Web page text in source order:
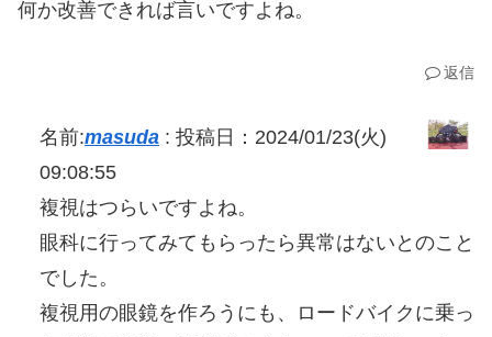
何か改善できれば言いですよね。
返信
名前:masuda : 投稿日：2024/01/23(火)
09:08:55
複視はつらいですよね。
眼科に行ってみてもらったら異常はないとのこと
でした。
複視用の眼鏡を作ろうにも、ロードバイクに乗っ